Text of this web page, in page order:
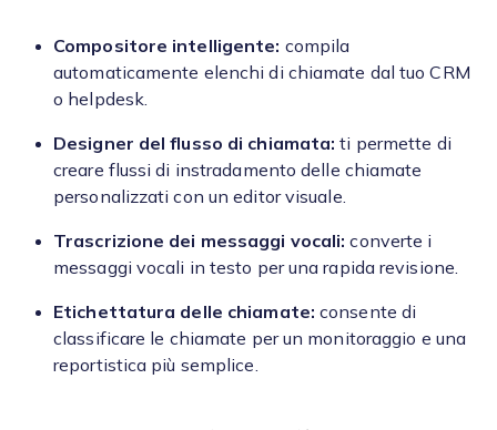
Compositore intelligente: compila
automaticamente elenchi di chiamate dal tuo CRM
o helpdesk.
Designer del flusso di chiamata: ti permette di
creare flussi di instradamento delle chiamate
personalizzati con un editor visuale.
Trascrizione dei messaggi vocali: converte i
messaggi vocali in testo per una rapida revisione.
Etichettatura delle chiamate: consente di
classificare le chiamate per un monitoraggio e una
reportistica più semplice.